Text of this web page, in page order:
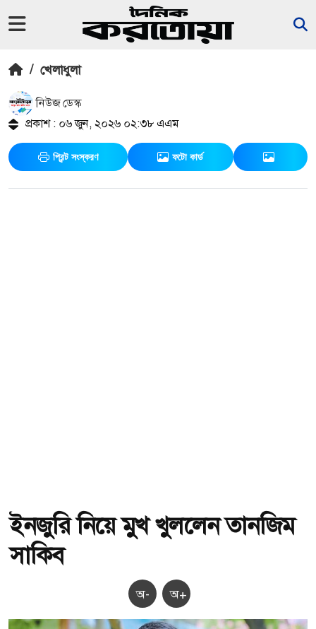
/ খেলাধুলা
নিউজ ডেস্ক
প্রকাশ : ০৬ জুন, ২০২৬ ০২:৩৮ এএম
প্রিন্ট সংস্করণ ফটো কার্ড
ইনজুরি নিয়ে মুখ খুললেন তানজিম
সাকিব
অ- অ+